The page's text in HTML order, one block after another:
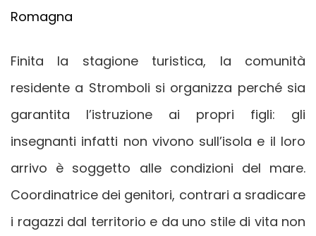
Romagna
Finita la stagione turistica, la comunità
residente a Stromboli si organizza perché sia
garantita l’istruzione ai propri figli: gli
insegnanti infatti non vivono sull’isola e il loro
arrivo è soggetto alle condizioni del mare.
Coordinatrice dei genitori, contrari a sradicare
i ragazzi dal territorio e da uno stile di vita non